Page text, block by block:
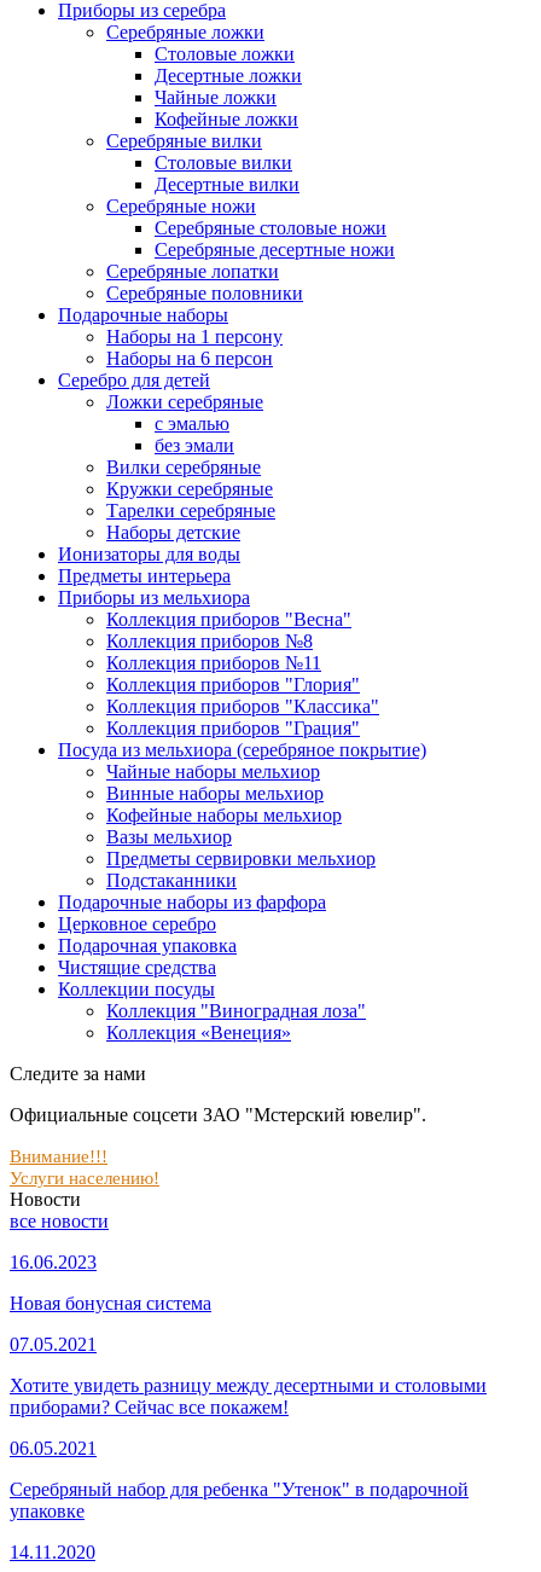
Приборы из серебра
Серебряные ложки
Столовые ложки
Десертные ложки
Чайные ложки
Кофейные ложки
Серебряные вилки
Столовые вилки
Десертные вилки
Серебряные ножи
Серебряные столовые ножи
Серебряные десертные ножи
Серебряные лопатки
Серебряные половники
Подарочные наборы
Наборы на 1 персону
Наборы на 6 персон
Серебро для детей
Ложки серебряные
с эмалью
без эмали
Вилки серебряные
Кружки серебряные
Тарелки серебряные
Наборы детские
Ионизаторы для воды
Предметы интерьера
Приборы из мельхиора
Коллекция приборов "Весна"
Коллекция приборов №8
Коллекция приборов №11
Коллекция приборов "Глория"
Коллекция приборов "Классика"
Коллекция приборов "Грация"
Посуда из мельхиора (серебряное покрытие)
Чайные наборы мельхиор
Винные наборы мельхиор
Кофейные наборы мельхиор
Вазы мельхиор
Предметы сервировки мельхиор
Подстаканники
Подарочные наборы из фарфора
Церковное серебро
Подарочная упаковка
Чистящие средства
Коллекции посуды
Коллекция "Виноградная лоза"
Коллекция «Венеция»
Следите за нами
Официальные соцсети ЗАО "Мстерский ювелир".
Внимание!!!
Услуги населению!
Новости
все новости
16.06.2023
Новая бонусная система
07.05.2021
Хотите увидеть разницу между десертными и столовыми
приборами? Сейчас все покажем!
06.05.2021
Серебряный набор для ребенка "Утенок" в подарочной
упаковке
14.11.2020